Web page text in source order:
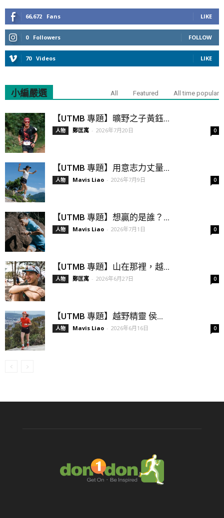
66,672 Fans LIKE
0 Followers FOLLOW
70 Videos LIKE
小編嚴選 All Featured All time popular
【UTMB 專題】曠野之子黃鈺...
人物 鄭匡寓 - 2026年7月20日 0
【UTMB 專題】用意志力丈量...
人物 Mavis Liao - 2026年7月9日 0
【UTMB 專題】想贏的是誰？...
人物 Mavis Liao - 2026年7月1日 0
【UTMB 專題】山在那裡，越...
人物 鄭匡寓 - 2026年6月27日 0
【UTMB 專題】越野精靈 侯...
人物 Mavis Liao - 2026年6月16日 0